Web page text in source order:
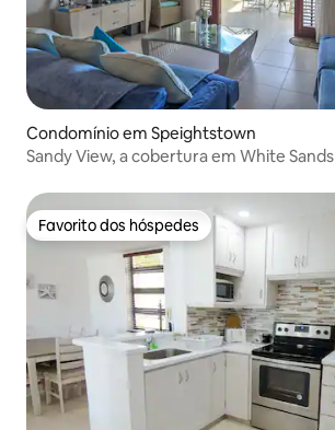
Condomínio em Speightstown
Sandy View, a cobertura em White Sands
Favorito dos hóspedes
Favorito dos hóspedes